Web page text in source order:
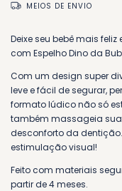
MEIOS DE ENVIO
Deixe seu bebê mais
com Espelho Dino da
Com um design super
leve e fácil de segurar,
formato lúdico não só
também massageia
desconforto da dentição.
estimulação visual!
Feito com materiais
partir de 4 meses.